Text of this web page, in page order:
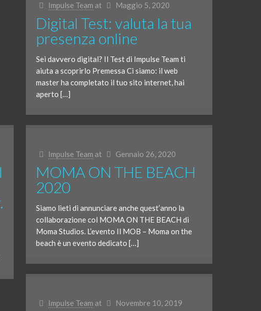
Impulse Team at Maggio 5, 2020
Digital Test: valuta la tua
presenza online
Sei davvero digital? Il Test di Impulse Team ti
aiuta a scoprirlo Premessa Ci siamo: il web
master ha completato il tuo sito internet, hai
aperto […]
Impulse Team at Gennaio 26, 2020
MOMA ON THE BEACH
2020
Siamo lieti di annunciare anche quest’anno la
collaborazione col MOMA ON THE BEACH di
Moma Studios. L’evento Il MOB – Moma on the
beach è un evento dedicato […]
Impulse Team at Novembre 10, 2019